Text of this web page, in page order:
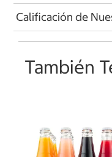
Calificación de
También